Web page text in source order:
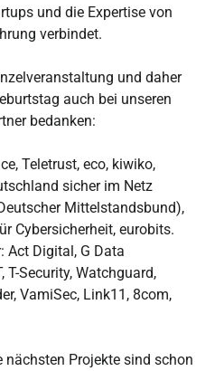
und die Expertise von
verbindet.
und daher
auch bei unseren
bedanken:
Teletrust, eco, kiwiko,
sicher im Netz
Mittelstandsbund),
Cybersicherheit, eurobits.
Act Digital, G Data
T-Security, Watchguard,
VamiSec, Link11, 8com,
nächsten Projekte sind schon